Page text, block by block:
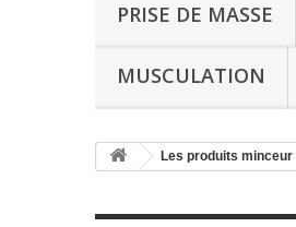
PRISE DE MASSE
MUSCULATION
Les produits minceur